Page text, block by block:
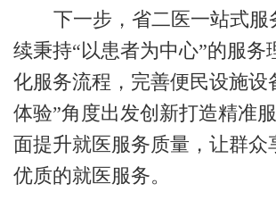
下一步，省二医一站式服
续秉持“以患者为中心”的服务
化服务流程，完善便民设施设
体验”角度出发创新打造精准
面提升就医服务质量，让群众
优质的就医服务。